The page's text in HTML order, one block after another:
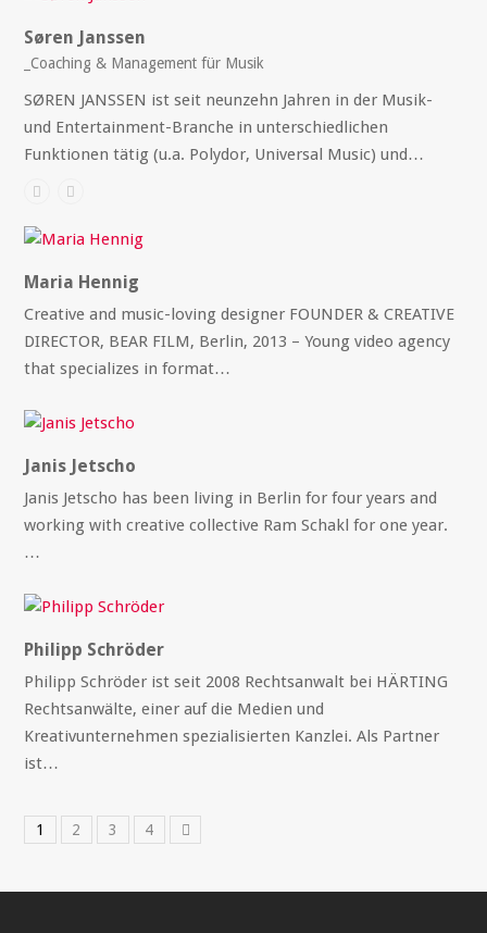
Søren Janssen
_Coaching & Management für Musik
SØREN JANSSEN ist seit neunzehn Jahren in der Musik-
und Entertainment-Branche in unterschiedlichen
Funktionen tätig (u.a. Polydor, Universal Music) und…
Maria Hennig
Creative and music-loving designer FOUNDER & CREATIVE
DIRECTOR, BEAR FILM, Berlin, 2013 – Young video agency
that specializes in format…
Janis Jetscho
Janis Jetscho has been living in Berlin for four years and
working with creative collective Ram Schakl for one year.
…
Philipp Schröder
Philipp Schröder ist seit 2008 Rechtsanwalt bei HÄRTING
Rechtsanwälte, einer auf die Medien und
Kreativunternehmen spezialisierten Kanzlei. Als Partner
ist…
1 2 3 4